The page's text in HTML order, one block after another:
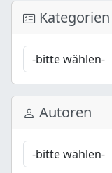
Kategorien
Autoren